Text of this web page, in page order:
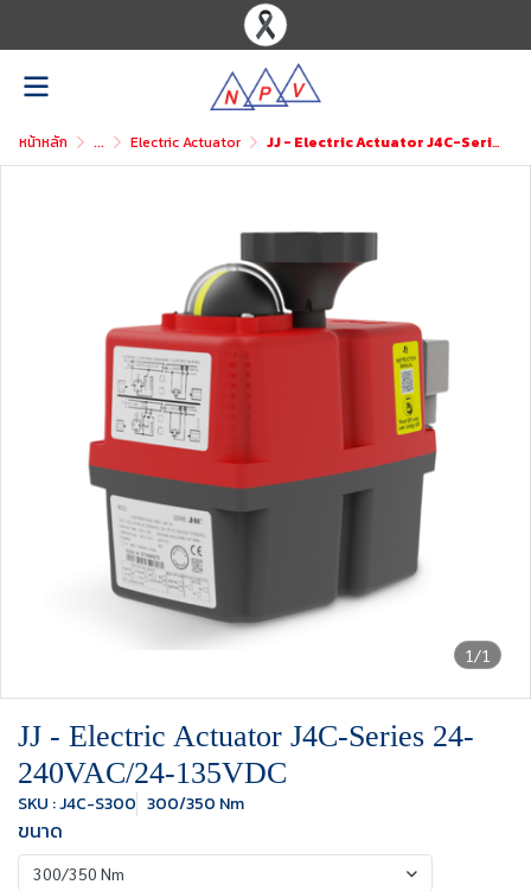
หน้าหลัก ... Electric Actuator JJ - Electric Actuator J4C-Series 24-240VAC/24-135VDC
1/1
JJ - Electric Actuator J4C-Series 24-
240VAC/24-135VDC
SKU : J4C-S300 300/350 Nm
ขนาด
300/350 Nm